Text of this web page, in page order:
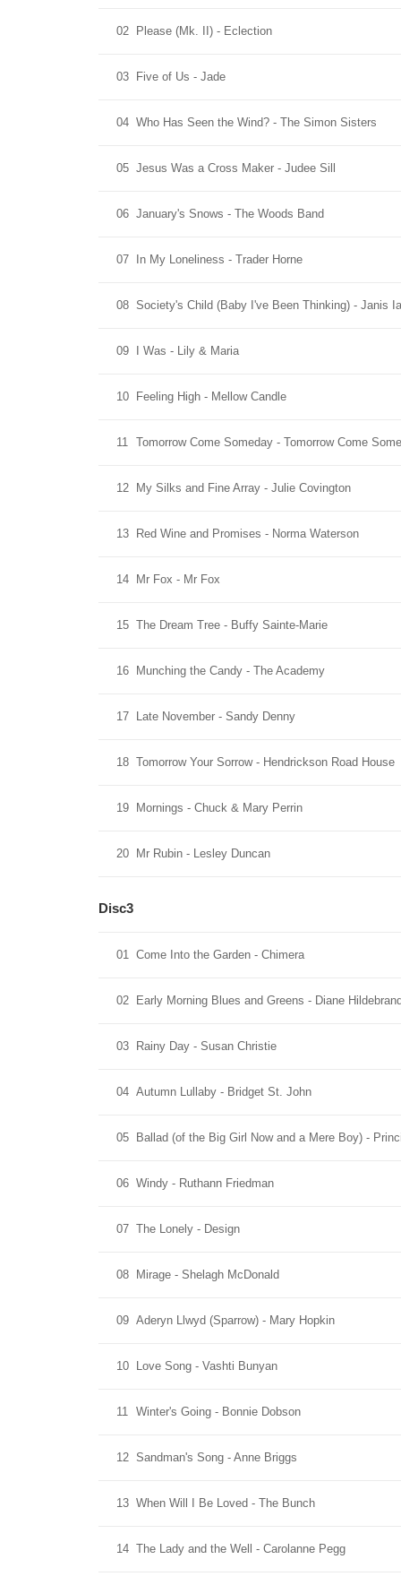
02 Please (Mk. II) - Eclection
03 Five of Us - Jade
04 Who Has Seen the Wind? - The Simon Sisters
05 Jesus Was a Cross Maker - Judee Sill
06 January's Snows - The Woods Band
07 In My Loneliness - Trader Horne
08 Society's Child (Baby I've Been Thinking) - Janis
09 I Was - Lily & Maria
10 Feeling High - Mellow Candle
11 Tomorrow Come Someday - Tomorrow Come
12 My Silks and Fine Array - Julie Covington
13 Red Wine and Promises - Norma Waterson
14 Mr Fox - Mr Fox
15 The Dream Tree - Buffy Sainte-Marie
16 Munching the Candy - The Academy
17 Late November - Sandy Denny
18 Tomorrow Your Sorrow - Hendrickson Road House
19 Mornings - Chuck & Mary Perrin
20 Mr Rubin - Lesley Duncan
Disc3
01 Come Into the Garden - Chimera
02 Early Morning Blues and Greens - Diane
03 Rainy Day - Susan Christie
04 Autumn Lullaby - Bridget St. John
05 Ballad (of the Big Girl Now and a Mere Boy) -
06 Windy - Ruthann Friedman
07 The Lonely - Design
08 Mirage - Shelagh McDonald
09 Aderyn Llwyd (Sparrow) - Mary Hopkin
10 Love Song - Vashti Bunyan
11 Winter's Going - Bonnie Dobson
12 Sandman's Song - Anne Briggs
13 When Will I Be Loved - The Bunch
14 The Lady and the Well - Carolanne Pegg